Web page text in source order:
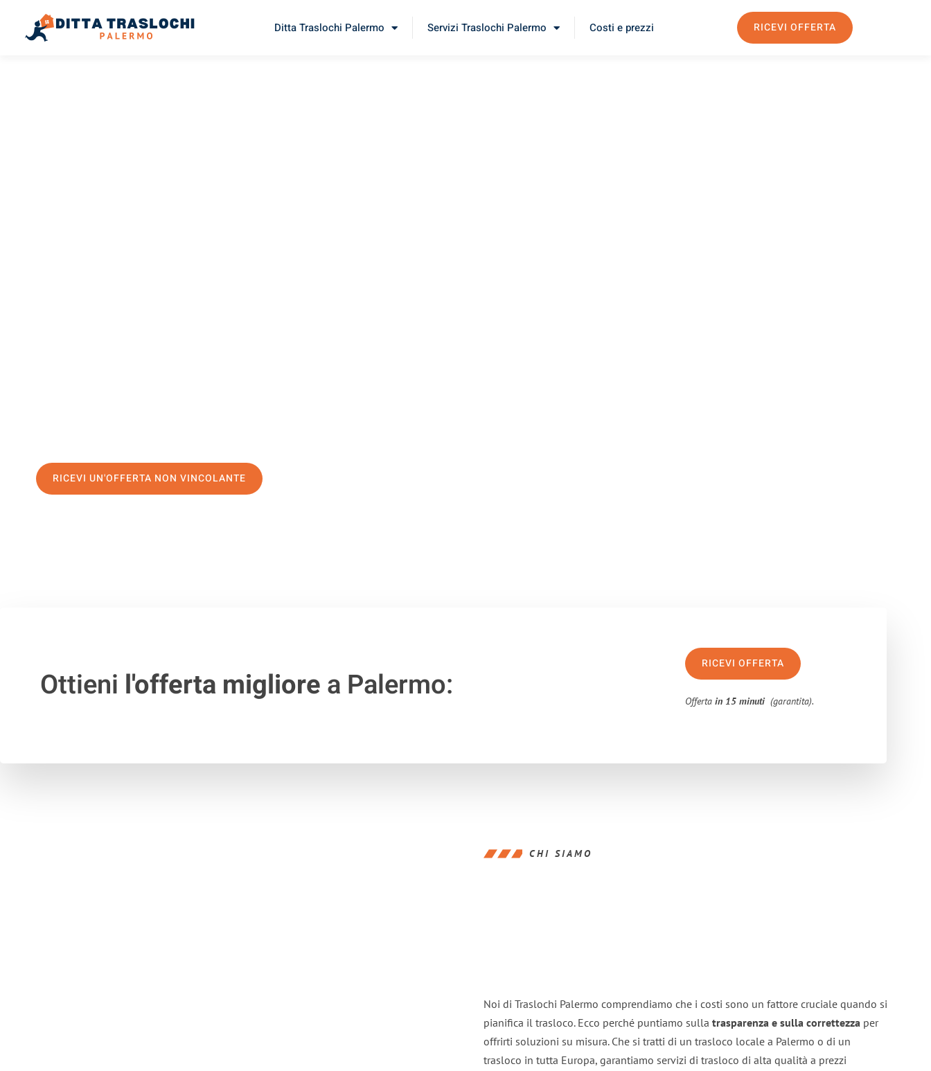
Ditta Traslochi Palermo Servizi Traslochi Palermo Costi e prezzi RICEVI OFFERTA
RICEVI UN'OFFERTA NON VINCOLANTE
Ottieni l'offerta migliorea Palermo:
RICEVI OFFERTA
Offertain 15 minuti (garantita).
CHI SIAMO
Noi di Traslochi Palermo comprendiamo che i costi sono un fattore cruciale quando si
pianifica il trasloco. Ecco perché puntiamo sulla trasparenza e sulla correttezza per
offrirti soluzioni su misura. Che si tratti di un trasloco locale a Palermo o di un
trasloco in tutta Europa, garantiamo servizi di trasloco di alta qualità a prezzi